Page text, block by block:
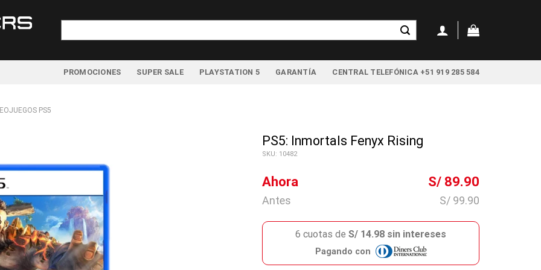
PROMOCIONES SUPER SALE PLAYSTATION 5 GARANTÍA CENTRAL TELEFÓNICA +51 919 285 584
PS5
PS5: Inmortals Fenyx Rising
SKU: 10482
Ahora S/ 89.90
Antes S/ 99.90
6 cuotas de S/ 14.98 sin intereses
Pagando con